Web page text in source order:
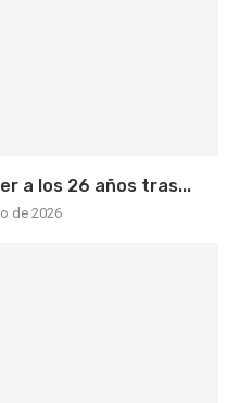
a los 26 años tras...
de 2026